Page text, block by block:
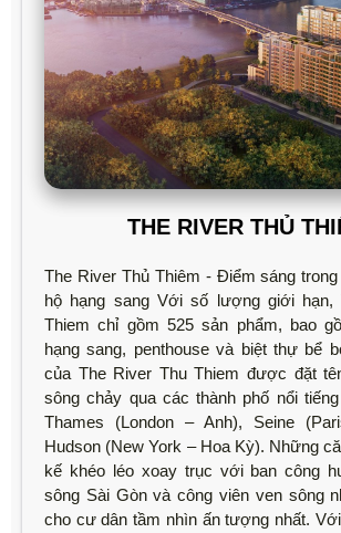
THE RIVER THỦ
The River Thủ Thiêm - Điểm sáng
hộ hạng sang Với số lượng giới hạn,
Thiem chỉ gồm 525 sản phẩm, bao
hạng sang, penthouse và biệt thự bể
của The River Thu Thiem được đặt
sông chảy qua các thành phố nổi
Thames (London – Anh), Seine
Hudson (New York – Hoa Kỳ). Những
kế khéo léo xoay trục với ban công
sông Sài Gòn và công viên ven sông
cho cư dân tầm nhìn ấn tượng nhất.